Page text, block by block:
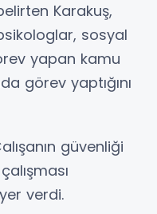
Karakuş,
sosyal
yapan kamu
görev yaptığını
güvenliği
verdi.